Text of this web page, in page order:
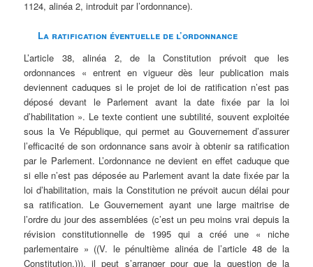
1124, alinéa 2, introduit par l’ordonnance).
La ratification éventuelle de l’ordonnance
L’article 38, alinéa 2, de la Constitution prévoit que les
ordonnances « entrent en vigueur dès leur publication mais
deviennent caduques si le projet de loi de ratification n’est pas
déposé devant le Parlement avant la date fixée par la loi
d’habilitation ». Le texte contient une subtilité, souvent exploitée
sous la Ve République, qui permet au Gouvernement d’assurer
l’efficacité de son ordonnance sans avoir à obtenir sa ratification
par le Parlement. L’ordonnance ne devient en effet caduque que
si elle n’est pas déposée au Parlement avant la date fixée par la
loi d’habilitation, mais la Constitution ne prévoit aucun délai pour
sa ratification. Le Gouvernement ayant une large maitrise de
l’ordre du jour des assemblées (c’est un peu moins vrai depuis la
révision constitutionnelle de 1995 qui a créé une « niche
parlementaire » ((V. le pénultième alinéa de l’article 48 de la
Constitution.))), il peut s’arranger pour que la question de la